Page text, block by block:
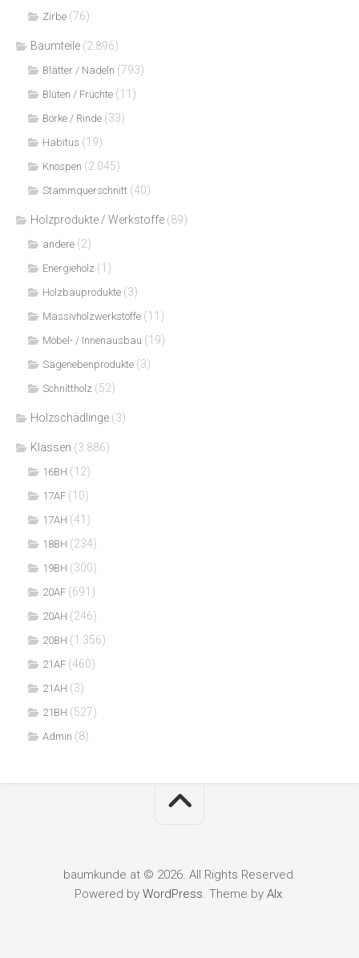
Zirbe (76)
Baumteile (2.896)
Blätter / Nadeln (793)
Blüten / Früchte (11)
Borke / Rinde (33)
Habitus (19)
Knospen (2.045)
Stammquerschnitt (40)
Holzprodukte / Werkstoffe (89)
andere (2)
Energieholz (1)
Holzbauprodukte (3)
Massivholzwerkstoffe (11)
Möbel- / Innenausbau (19)
Sägenebenprodukte (3)
Schnittholz (52)
Holzschädlinge (3)
Klassen (3.886)
16BH (12)
17AF (10)
17AH (41)
18BH (234)
19BH (300)
20AF (691)
20AH (246)
20BH (1.356)
21AF (460)
21AH (3)
21BH (527)
Admin (8)
baumkunde.at © 2026. All Rights Reserved.
Powered by WordPress. Theme by Alx.